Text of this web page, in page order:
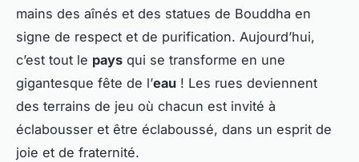
mains des aînés et des statues de Bouddha en
signe de respect et de purification. Aujourd’hui,
c’est tout le pays qui se transforme en une
gigantesque fête de l’eau ! Les rues deviennent
des terrains de jeu où chacun est invité à
éclabousser et être éclaboussé, dans un esprit de
joie et de fraternité.